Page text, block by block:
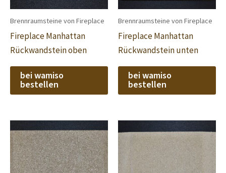
Brennraumsteine von Fireplace
Fireplace Manhattan
Rückwandstein oben
bei wamiso
bestellen
Brennraumsteine von Fireplace
Fireplace Manhattan
Rückwandstein unten
bei wamiso
bestellen